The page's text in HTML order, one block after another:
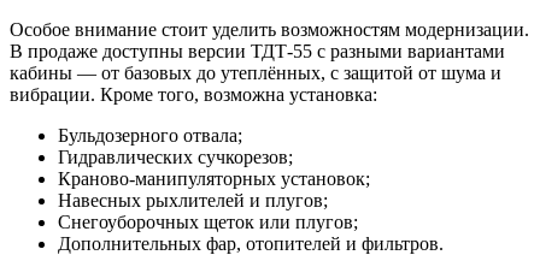
Особое внимание стоит уделить возможностям модернизации.
В продаже доступны версии ТДТ-55 с разными вариантами
кабины — от базовых до утеплённых, с защитой от шума и
вибрации. Кроме того, возможна установка:
Бульдозерного отвала;
Гидравлических сучкорезов;
Краново-манипуляторных установок;
Навесных рыхлителей и плугов;
Снегоуборочных щеток или плугов;
Дополнительных фар, отопителей и фильтров.